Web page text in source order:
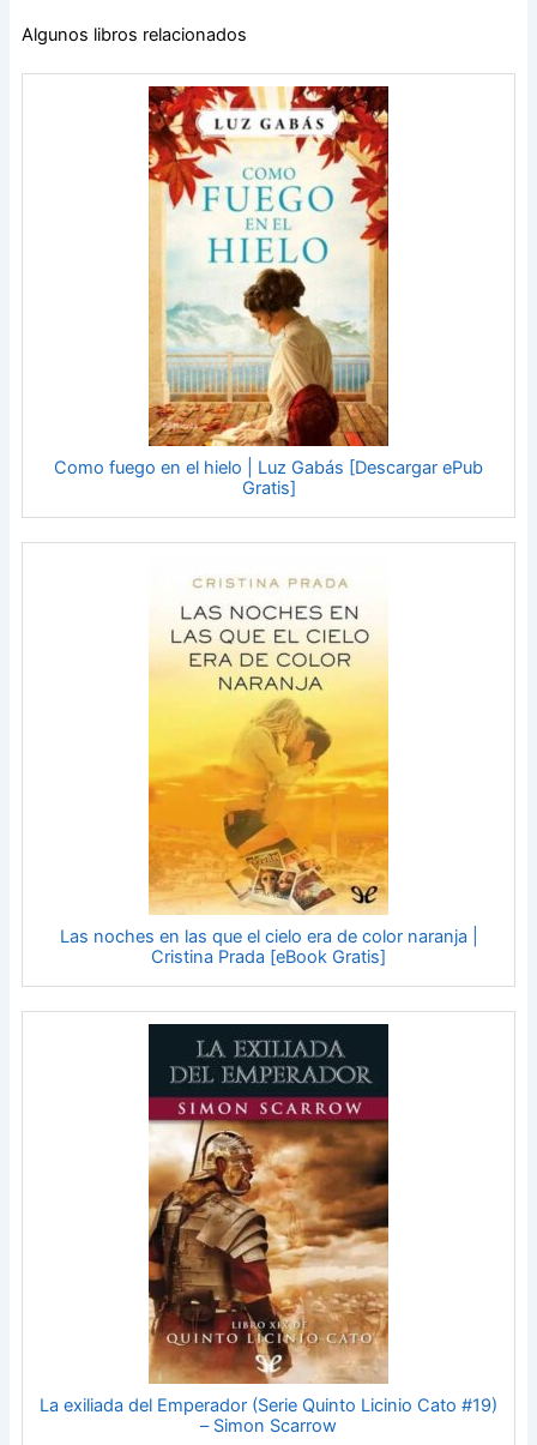
Algunos libros relacionados
Como fuego en el hielo | Luz Gabás [Descargar ePub
Gratis]
Las noches en las que el cielo era de color naranja |
Cristina Prada [eBook Gratis]
La exiliada del Emperador (Serie Quinto Licinio Cato #19)
– Simon Scarrow